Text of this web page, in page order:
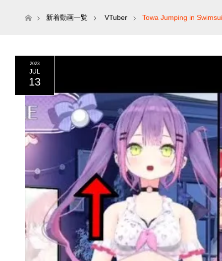
ホーム新着動画一覧 VTuber Towa Jumping in
2023
JUL
13